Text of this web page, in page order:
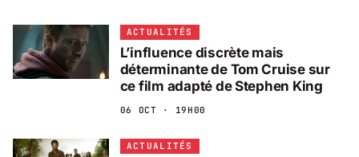
ACTUALITÉS
L’influence discrète mais
déterminante de Tom Cruise sur
ce film adapté de Stephen King
06 OCT · 19H00
ACTUALITÉS